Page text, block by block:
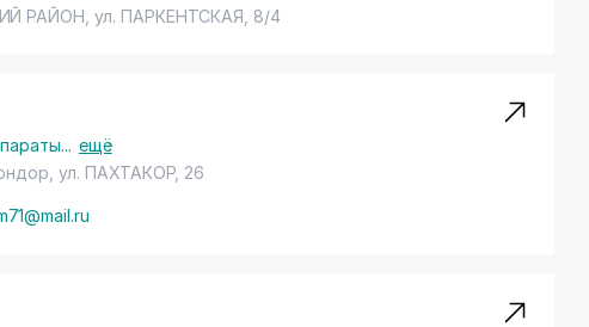
РАЙОН ,ул. ПАРКЕНТСКАЯ , 8/4
... ещё
ул. ПАХТАКОР, 26